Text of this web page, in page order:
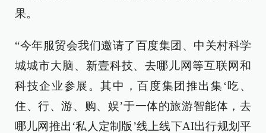
果。
“今年服贸会我们邀请了百度集团、中关村科学
城城市大脑、新壹科技、去哪儿网等互联网和
科技企业参展。其中，百度集团推出集‘吃、
住、行、游、购、娱’于一体的旅游智能体，去
哪儿网推出‘私人定制版’线上线下AI出行规划平